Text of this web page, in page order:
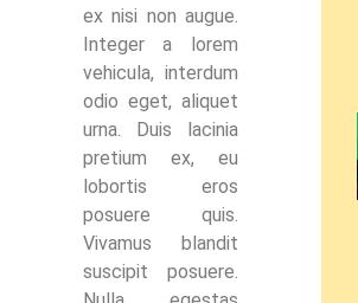
ex nisi non augue.
Integer a lorem
vehicula, interdum
odio eget, aliquet
urna. Duis lacinia
pretium ex, eu
lobortis eros
posuere quis.
Vivamus blandit
suscipit posuere.